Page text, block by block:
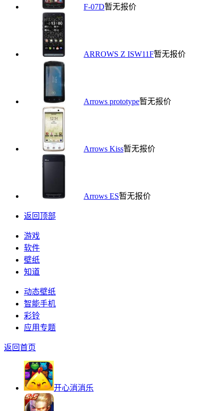
F-07D暂无报价
ARROWS Z ISW11F暂无报价
Arrows prototype暂无报价
Arrows Kiss暂无报价
Arrows ES暂无报价
返回顶部
游戏
软件
壁纸
知道
动态壁纸
智能手机
彩铃
应用专题
返回首页
开心消消乐